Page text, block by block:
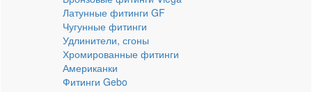
Латунные фитинги GF
Чугунные фитинги
Удлинители, сгоны
Хромированные фитинги
Американки
Фитинги Gebo